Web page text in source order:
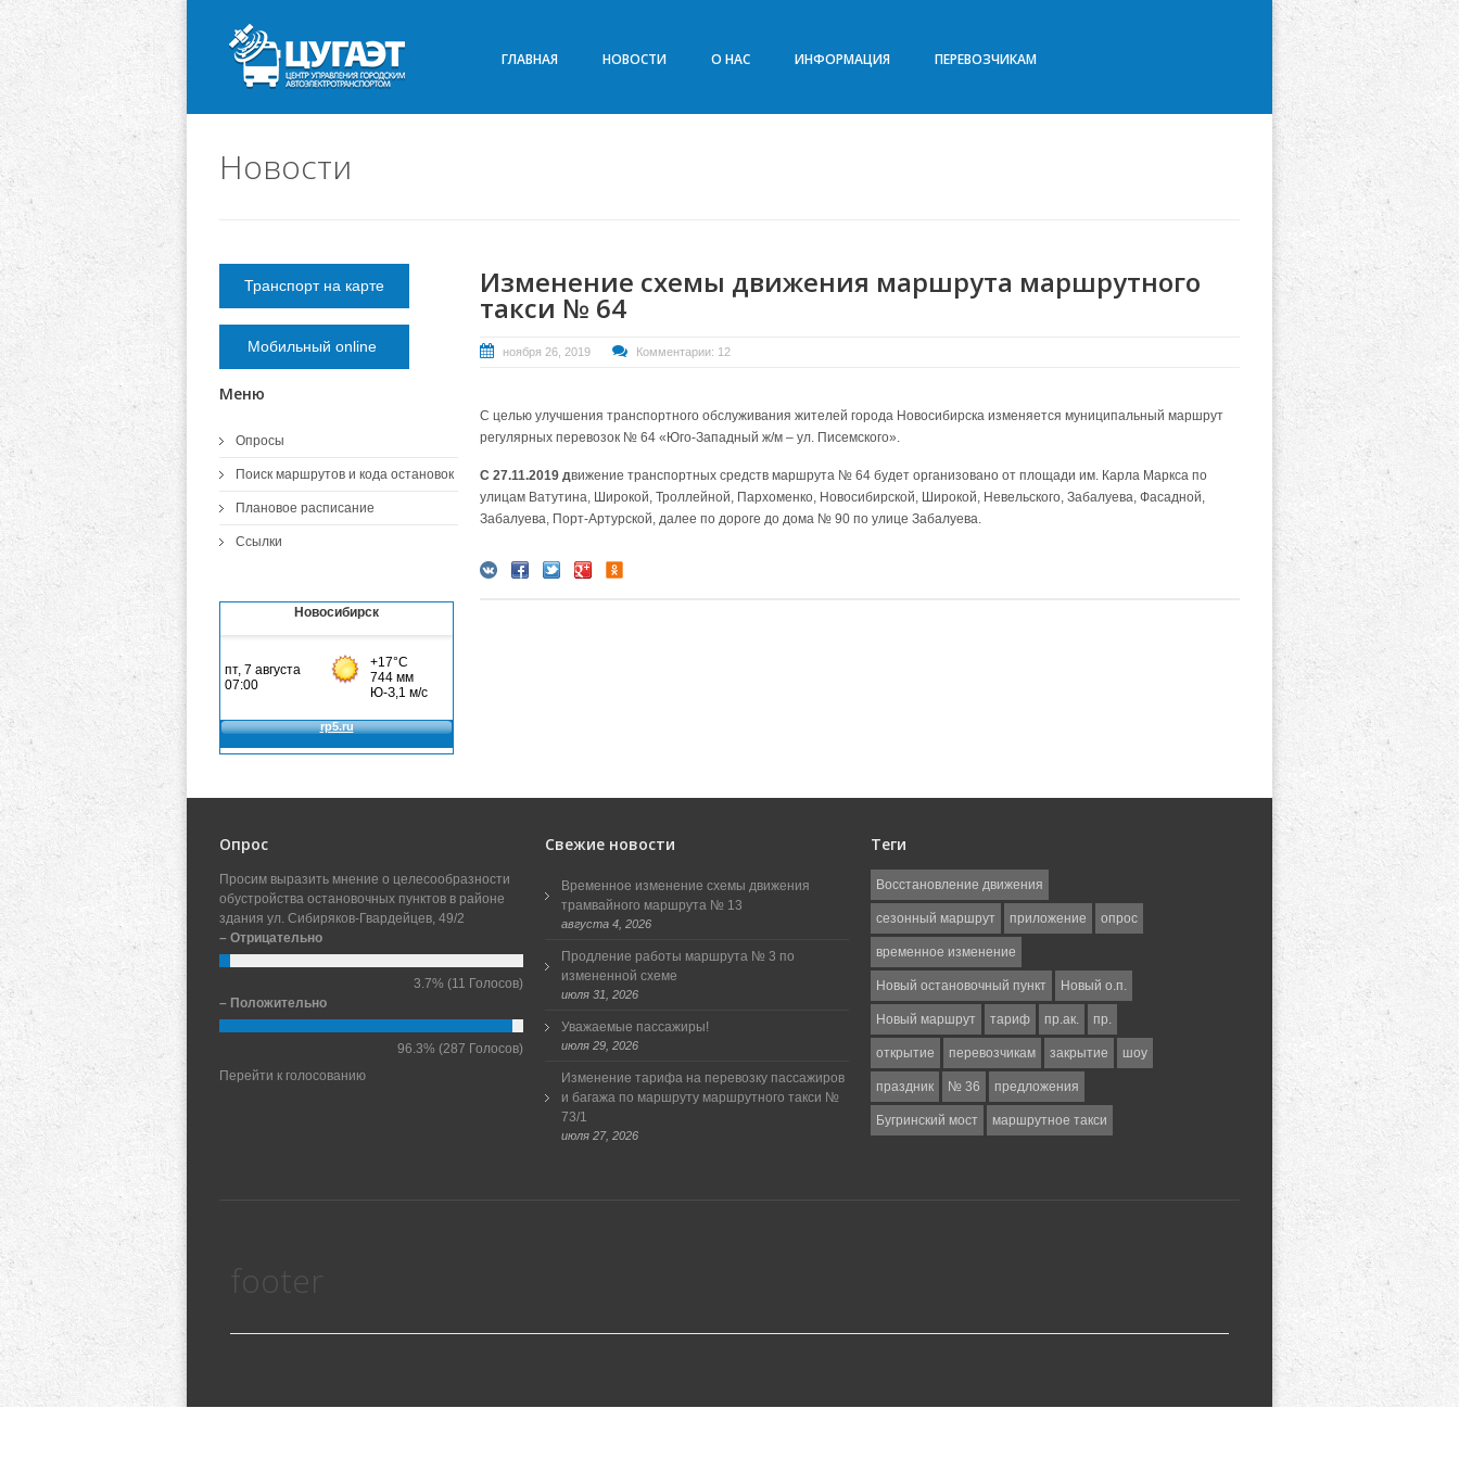
ГЛАВНАЯ НОВОСТИ О НАС ИНФОРМАЦИЯ ПЕРЕВОЗЧИКАМ
Новости
Изменение схемы движения маршрута маршрутного
такси № 64
ноября 26, 2019 Комментарии: 12
С целью улучшения транспортного обслуживания жителей города Новосибирска изменяется муниципальный маршрут
регулярных перевозок № 64 «Юго-Западный ж/м – ул. Писемского».
С 27.11.2019 движение транспортных средств маршрута № 64 будет организовано от площади им. Карла Маркса по
улицам Ватутина, Широкой, Троллейной, Пархоменко, Новосибирской, Широкой, Невельского, Забалуева, Фасадной,
Забалуева, Порт-Артурской, далее по дороге до дома № 90 по улице Забалуева.
Транспорт на карте
Мобильный online
Меню
Опросы
Поиск маршрутов и кода остановок
Плановое расписание
Ссылки
Новосибирск
Опрос
Просим выразить мнение о целесообразности
обустройства остановочных пунктов в районе
здания ул. Сибиряков-Гвардейцев, 49/2
– Отрицательно
3.7% (11 Голосов)
– Положительно
96.3% (287 Голосов)
Перейти к голосованию
Свежие новости
Временное изменение схемы движения
трамвайного маршрута № 13
августа 4, 2026
Продление работы маршрута № 3 по
измененной схеме
июля 31, 2026
Уважаемые пассажиры!
июля 29, 2026
Изменение тарифа на перевозку пассажиров
и багажа по маршруту маршрутного такси №
73/1
июля 27, 2026
Теги
Восстановление движения
сезонный маршрут приложение опрос
временное изменение
Новый остановочный пункт Новый о.п.
Новый маршрут тариф пр.ак. пр.
открытие перевозчикам закрытие шоу
праздник № 36 предложения
Бугринский мост маршрутное такси
footer